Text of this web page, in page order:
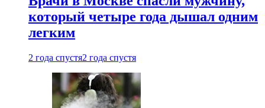
который четыре года дышал одним
легким
2 года спустя2 года спустя